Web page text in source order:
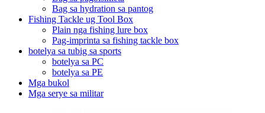
Bag sa hydration sa pantog
Fishing Tackle ug Tool Box
Plain nga fishing lure box
Pag-imprinta sa fishing tackle box
botelya sa tubig sa sports
botelya sa PC
botelya sa PE
Mga bukol
Mga serye sa militar